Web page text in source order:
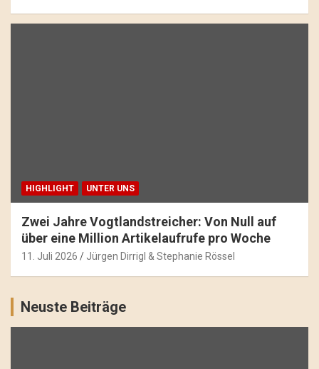
HIGHLIGHT UNTER UNS
Zwei Jahre Vogtlandstreicher: Von Null auf
über eine Million Artikelaufrufe pro Woche
11. Juli 2026 Jürgen Dirrigl & Stephanie Rössel
Neuste Beiträge